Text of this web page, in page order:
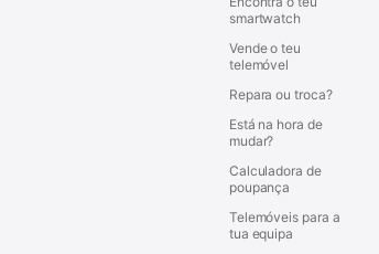
smartwatch
Vende o teu
telemóvel
Repara ou troca?
Está na hora de
mudar?
Calculadora de
poupança
Telemóveis para a
tua equipa